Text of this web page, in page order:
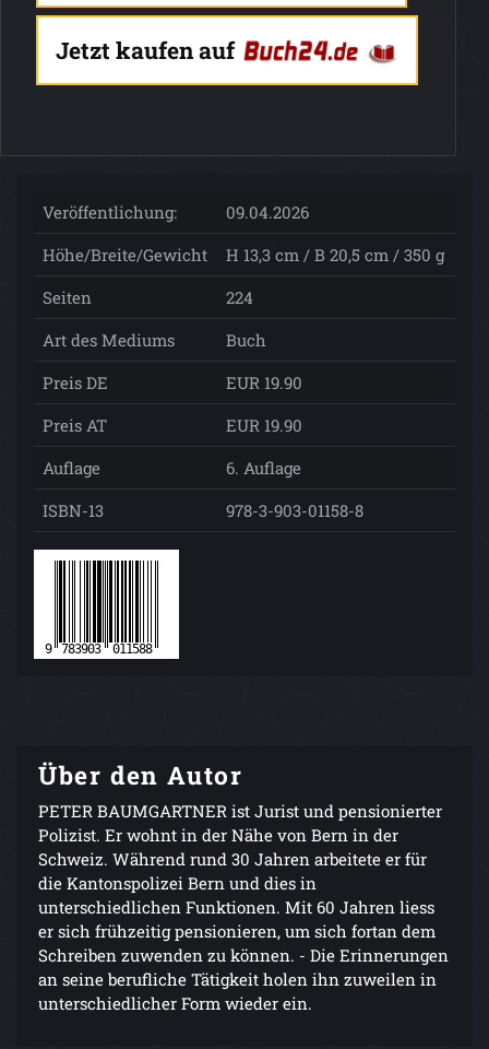
Jetzt kaufen auf
Veröffentlichung:
09.04.2026
Höhe/Breite/Gewicht
H 13,3 cm / B 20,5 cm / 350 g
Seiten
224
Art des Mediums
Buch
Preis DE
EUR 19.90
Preis AT
EUR 19.90
Auflage
6. Auflage
ISBN-13
978-3-903-01158-8
Über den Autor
PETER BAUMGARTNER ist Jurist und pensionierter
Polizist. Er wohnt in der Nähe von Bern in der
Schweiz. Während rund 30 Jahren arbeitete er für
die Kantonspolizei Bern und dies in
unterschiedlichen Funktionen. Mit 60 Jahren liess
er sich frühzeitig pensionieren, um sich fortan dem
Schreiben zuwenden zu können. - Die Erinnerungen
an seine berufliche Tätigkeit holen ihn zuweilen in
unterschiedlicher Form wieder ein.